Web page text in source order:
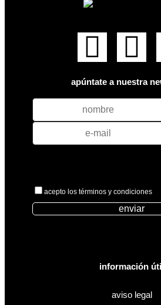
apúntate a nuestra
acepto los términos y condiciones
enviar
información
aviso legal